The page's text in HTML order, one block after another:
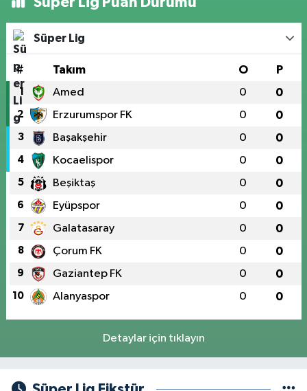
Süper Lig
# Takım O P
1 Amed 0 0
2 Erzurumspor FK 0 0
3 Başakşehir 0 0
4 Kocaelispor 0 0
5 Beşiktaş 0 0
6 Eyüpspor 0 0
7 Galatasaray 0 0
8 Çorum FK 0 0
9 Gaziantep FK 0 0
10 Alanyaspor 0 0
Detaylar için tıklayın